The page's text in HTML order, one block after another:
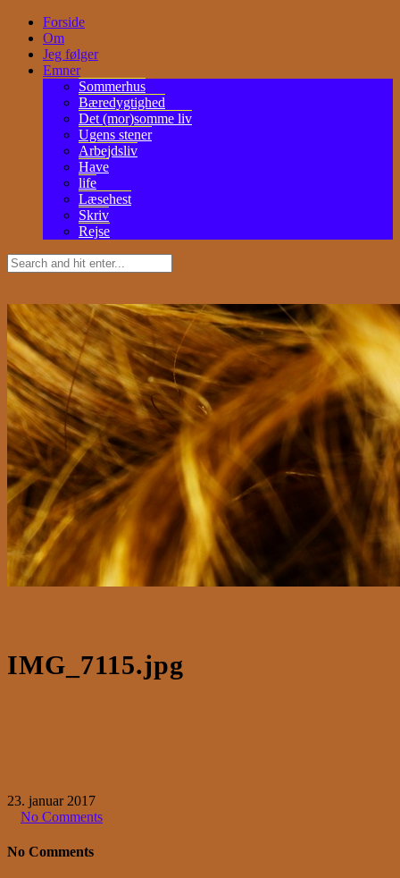
Forside
Om
Jeg følger
Emner
Sommerhus
Bæredygtighed
Det (mor)somme liv
Ugens stener
Arbejdsliv
Have
life
Læsehest
Skriv
Rejse
IMG_7115.jpg
23. januar 2017
No Comments
No Comments